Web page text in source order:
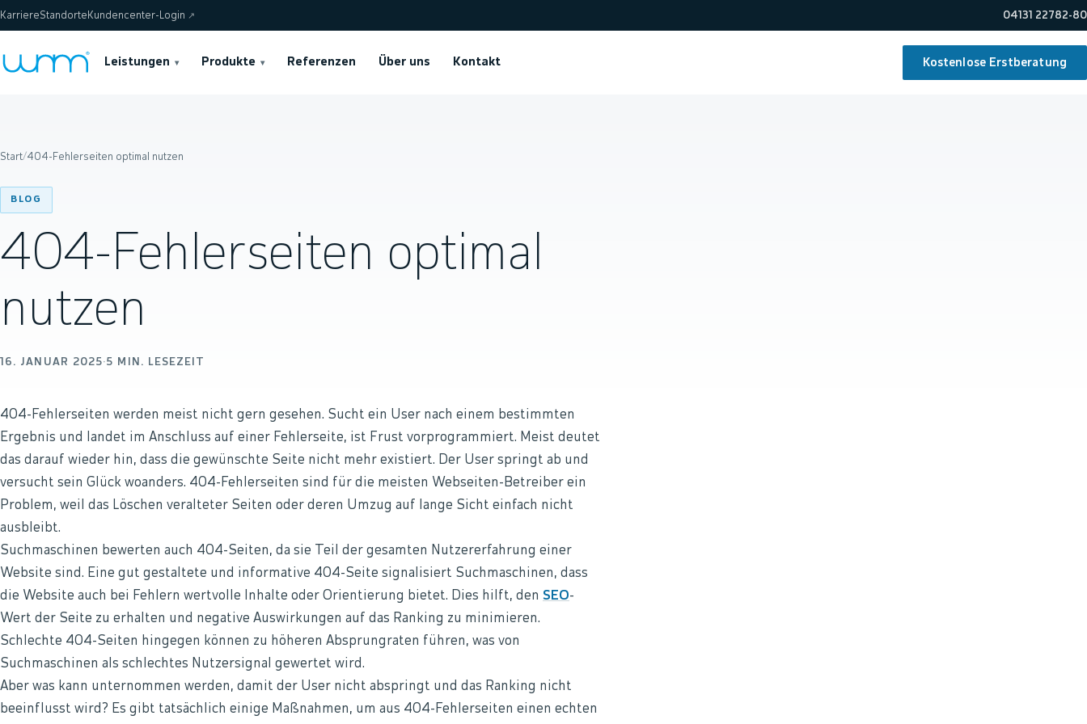
KarriereStandorte Kundencenter-Login ↗ 04131 22782-80
Leistungen ▾ Produkte ▾ Referenzen Über uns Kontakt Kostenlose Erstberatung
Start/404-Fehlerseiten optimal nutzen
BLOG
404-Fehlerseiten optimal
nutzen
16. JANUAR 2025·5 MIN. LESEZEIT
404-Fehlerseiten werden meist nicht gern gesehen. Sucht ein User nach einem bestimmten
Ergebnis und landet im Anschluss auf einer Fehlerseite, ist Frust vorprogrammiert. Meist deutet
das darauf wieder hin, dass die gewünschte Seite nicht mehr existiert. Der User springt ab und
versucht sein Glück woanders. 404-Fehlerseiten sind für die meisten Webseiten-Betreiber ein
Problem, weil das Löschen veralteter Seiten oder deren Umzug auf lange Sicht einfach nicht
ausbleibt.
Suchmaschinen bewerten auch 404-Seiten, da sie Teil der gesamten Nutzererfahrung einer
Website sind. Eine gut gestaltete und informative 404-Seite signalisiert Suchmaschinen, dass
die Website auch bei Fehlern wertvolle Inhalte oder Orientierung bietet. Dies hilft, den SEO-
Wert der Seite zu erhalten und negative Auswirkungen auf das Ranking zu minimieren.
Schlechte 404-Seiten hingegen können zu höheren Absprungraten führen, was von
Suchmaschinen als schlechtes Nutzersignal gewertet wird.
Aber was kann unternommen werden, damit der User nicht abspringt und das Ranking nicht
beeinflusst wird? Es gibt tatsächlich einige Maßnahmen, um aus 404-Fehlerseiten einen echten